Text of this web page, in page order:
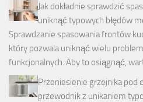
Jak dokładnie sprawdzić
uniknąć typowych błędów
Sprawdzanie spasowania frontów
który pozwala uniknąć wielu
funkcjonalnych. Aby to osiągnąć,
Przeniesienie grzejnika pod
przewodnik z unikaniem